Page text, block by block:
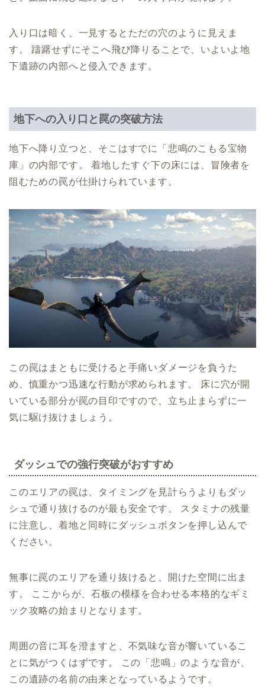
入り口は暗く、一見するとただの穴のように見えま
す。 躊躇せずにそこへ飛び降りることで、いよいよ地
下遺跡の内部へと侵入できます。
地下への入り口と罠の突破方法
地下へ降り立つと、そこはすでに「悲鳴のこもる宝物
庫」の内部です。 着地したすぐ下の床には、冒険者を
阻むための罠が仕掛けられています。
この罠はまともに受けると手痛いダメージを負うた
め、慎重かつ迅速な行動が求められます。 床に穴が開
いている部分が罠の目印ですので、立ち止まらずに一
気に駆け抜けましょう。
ダッシュでの強行突破がおすすめ
このエリアの罠は、タイミングを見計らうよりもダッ
シュで通り抜けるのが最も安全です。 スタミナの残量
に注意し、着地と同時にダッシュボタンを押し込んで
ください。
無事に罠のエリアを通り抜けると、開けた空間に出ま
す。 ここからが、石板の模様を合わせる本格的なギミ
ック攻略の始まりとなります。
周囲の音に耳を澄ますと、不気味な音が響いているこ
とに気がつくはずです。 この「悲鳴」のような音が、
この遺跡の名前の由来となっているようです。